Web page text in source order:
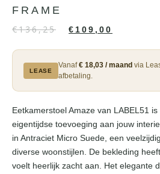
FRAME
€136,25 € 109,00
LEASE
Vanaf€ 18,03 / maand via
afbetaling.
Eetkamerstoel Amaze van LABEL51
eigentijdse toevoeging aan jouw
in Antraciet Micro Suede, een
diverse woonstijlen. De bekleding
voelt heerlijk zacht aan. Het elegante